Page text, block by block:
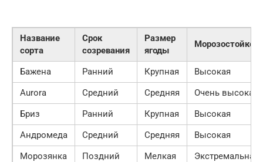
Название
сорта
Срок
созревания
Размер
ягоды
Бажена Ранний Крупная
Высокая
Aurora
Средний Средняя
Очень высокая
Бриз
Ранний Крупная
Высокая
Андромеда
Средний Средняя
Высокая
Морозянка
Поздний Мелкая Экстремальная